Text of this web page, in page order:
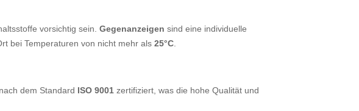
vorsichtig sein. Gegenanzeigen sind eine individuelle
bei Temperaturen von nicht mehr als 25°C.
dem Standard ISO 9001 zertifiziert, was die hohe Qualität und